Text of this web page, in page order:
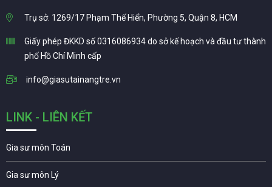
Trụ sở: 1269/17 Phạm Thế Hiển, Phường 5, Quận 8, HCM
Giấy phép ĐKKD số 0316086934 do sở kế hoạch và đầu tư thành
phố Hồ Chí Minh cấp
info@giasutainangtre.vn
LINK - LIÊN KẾT
Gia sư môn Toán
Gia sư môn Lý